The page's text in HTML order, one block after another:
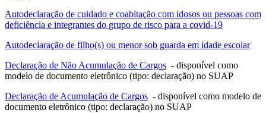
Autodeclaração de cuidado e coabitação com idosos ou pessoas com
deficiência e integrantes do grupo de risco para a covid-19
Autodeclaração de filho(s) ou menor sob guarda em idade escolar
Declaração de Não Acumulação de Cargos - disponível como
modelo de documento eletrônico (tipo: declaração) no SUAP
Declaração de Acumulação de Cargos - disponível como modelo de
documento eletrônico (tipo: declaração) no SUAP